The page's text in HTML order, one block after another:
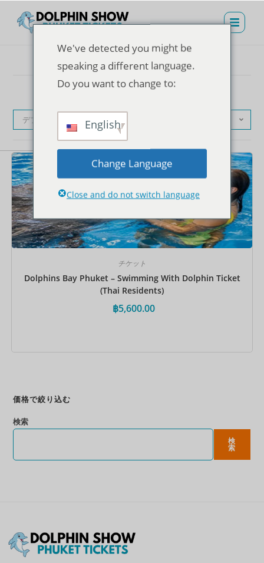
デフォルト表示
チケット
Dolphins Bay Phuket – Swimming With Dolphin Ticket
(Thai Residents)
฿5,600.00
価格で絞り込む
検索
検
索
We've detected you might be
speaking a different language.
Do you want to change to:
English
Change Language
Close and do not switch language